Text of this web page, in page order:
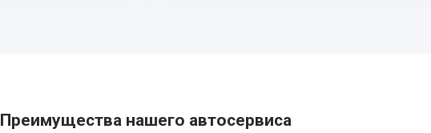
Преимущества нашего автосервиса